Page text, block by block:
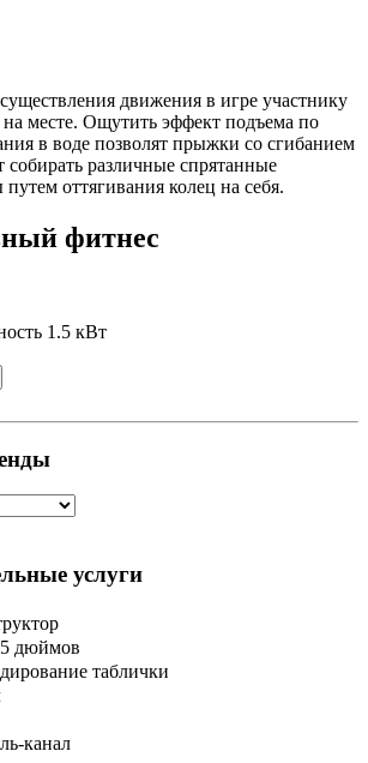
движения в игре участнику
месте. Ощутить эффект подъема по
в воде позволят прыжки со сгибанием
различные спрятанные
оттягивания колец на себя.
фитнес
1.5 кВт
услуги
дюймов
таблички
канал